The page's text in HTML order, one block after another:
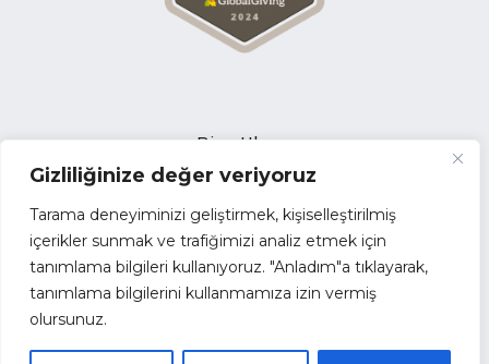
Gizliliğinize değer veriyoruz
Tarama deneyiminizi geliştirmek, kişiselleştirilmiş
içerikler sunmak ve trafiğimizi analiz etmek için
tanımlama bilgileri kullanıyoruz. "Anladım"a tıklayarak,
tanımlama bilgilerini kullanmamıza izin vermiş
olursunuz.
Bize Ulaşın
Açık Pozisyonlar
İhale Duyuruları
Tedarikçi Başvuru Formu
Faaliyet Raporları
Kurumsal Kimlik